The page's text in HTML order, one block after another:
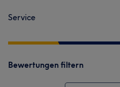
Service
Bewertungen filtern